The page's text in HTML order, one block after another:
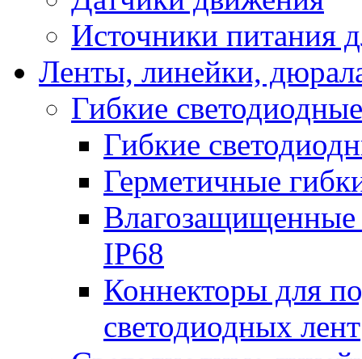
Источники питания
Ленты, линейки,
Гибкие
Гибкие
Герметичные
Влагозащищенные
IP68
Коннекторы для
светодиодных лент